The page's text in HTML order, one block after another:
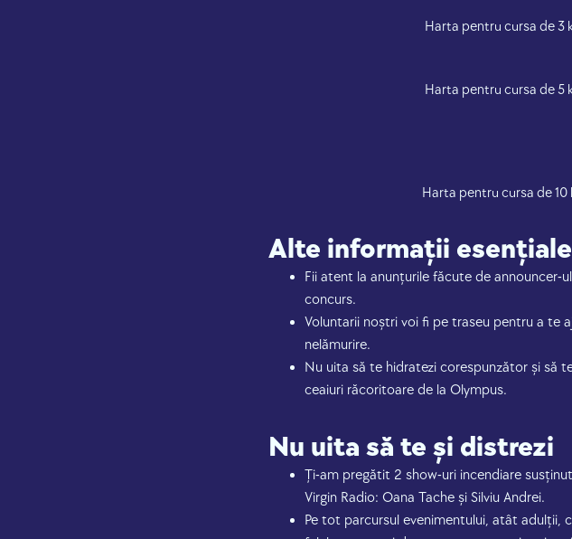
Harta pentru cursa de 3
Harta pentru cursa de 5
Harta pentru cursa de 10
Alte informații esențiale
Fii atent la anunțurile făcute de announcer-
concurs.
Voluntarii noștri voi fi pe traseu pentru a te
nelămurire.
Nu uita să te hidratezi corespunzător și să
ceaiuri răcoritoare de la Olympus.
Nu uita să te și distrezi
Ți-am pregătit 2 show-uri incendiare
Virgin Radio: Oana Tache și Silviu Andrei.
Pe tot parcursul evenimentului, atât